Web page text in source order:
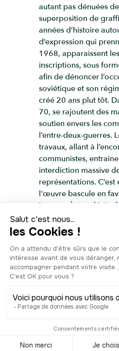
autant pas dénuées
superposition de
années d’histoire
d’expression qui
1968, apparaissent
inscriptions, sous
afin de dénoncer
soviétique et son
créé 20 ans plut tôt.
70, se rajoutent des
soutien envers les
l’entre-deux-guerres.
travaux, allant à
communistes,
interdiction massive
représentations.
l'œuvre bascule en
Lennon. À son décès,
révolte et le manque
omniprésents. Figure
profondément la
les nouvelles
répression incessante
devenir, les jeunes,
persévérance. Au fil
conséquences.
et de message